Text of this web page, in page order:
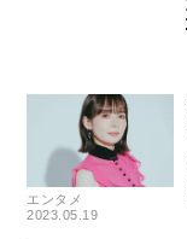
エンタメ
2023.05.19